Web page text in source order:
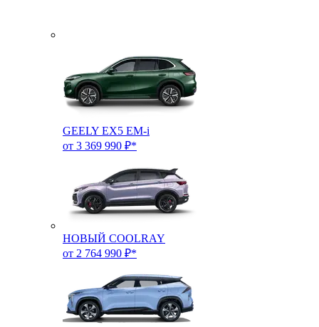
GEELY EX5 EM-i
от 3 369 990 ₽*
НОВЫЙ COOLRAY
от 2 764 990 ₽*